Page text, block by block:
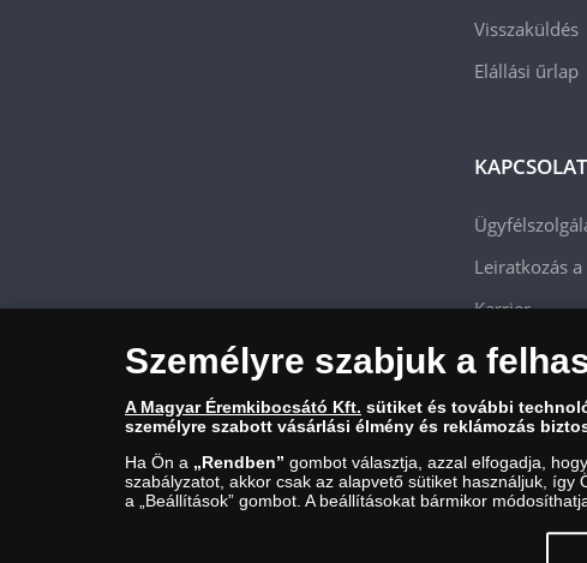
Visszaküldés
Elállási űrlap
KAPCSOLAT
Leiratkozás
Karrier
Magyar Éremkibocsátó Kft. 1134 Budapest, Váci út 33. Cégjegyzékszám:
Személyre szabjuk a
A Magyar Éremkibocsátó Kft. sütiket és további
személyre szabott vásárlási élmény és reklámozás
Ha Ön a „Rendben” gombot választja, azzal elfogadja,
szabályzatot, akkor csak az alapvető sütiket használjuk,
a „Beállítások” gombot. A beállításokat bármikor